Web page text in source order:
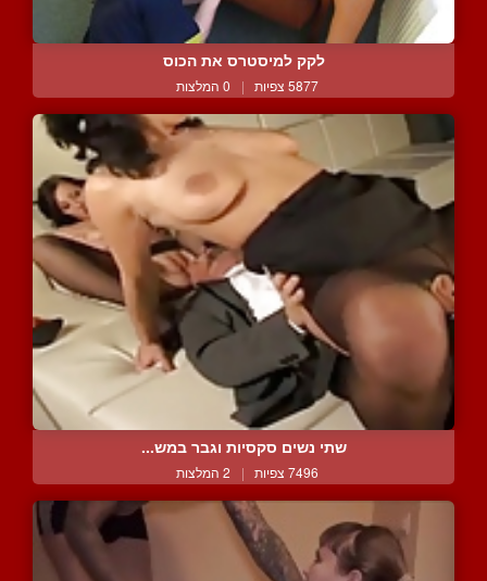
לקק למיסטרס את הכוס
5877 צפיות | 0 המלצות
שתי נשים סקסיות וגבר במש...
7496 צפיות | 2 המלצות